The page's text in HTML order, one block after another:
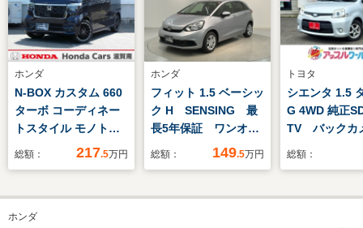
ホンダ
N-BOX カスタム 660
ターボ コーディネー
トスタイル モノトー
ン 届出済未使用車・
プレイオーディオ付
総額： 217.5万円
ホンダ
フィット 1.5 ベーシッ
ク H SENSING 最
長5年保証 ワンオー
ナー オーディオレ
ートキー 盗難防止装
総額： 149.5万円
トヨタ
シエンタ 1.5
G 4WD 純正
TV バック
総額：
ホンダ